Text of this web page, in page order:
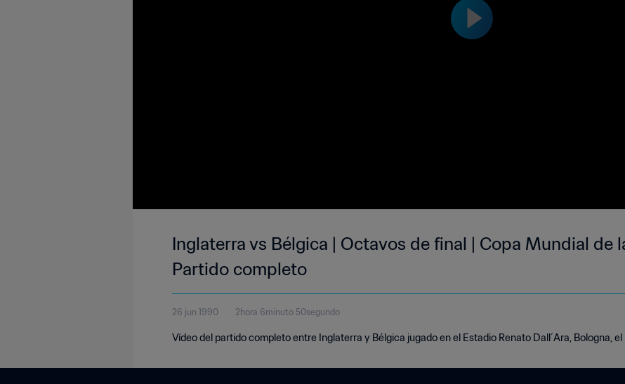
Inglaterra vs Bélgica | Octavos de final | Copa Mundial de
Partido completo
26 jun 1990 2hora 6minuto 50segundo
Vídeo del partido completo entre Inglaterra y Bélgica jugado en el Estadio Renato Dall´Ara, Bologna,